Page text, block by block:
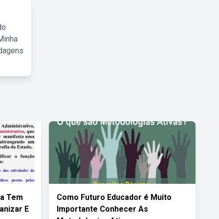
Tem
E
Como Futuro Educador é Muito
Importante Conhecer As